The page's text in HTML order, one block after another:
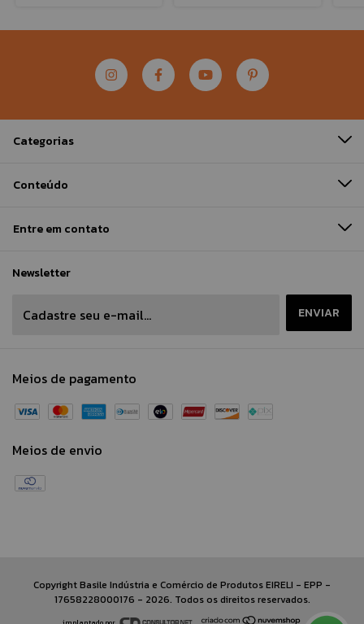
Categorias
Conteúdo
Entre em contato
Newsletter
Meios de pagamento
Meios de envio
Copyright Basile Indústria e Comércio de Produtos EIRELI - EPP -
17658228000176 - 2026. Todos os direitos reservados.